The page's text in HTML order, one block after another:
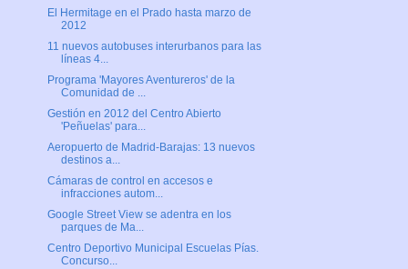
El Hermitage en el Prado hasta marzo de
2012
11 nuevos autobuses interurbanos para las
líneas 4...
Programa 'Mayores Aventureros' de la
Comunidad de ...
Gestión en 2012 del Centro Abierto
'Peñuelas' para...
Aeropuerto de Madrid-Barajas: 13 nuevos
destinos a...
Cámaras de control en accesos e
infracciones autom...
Google Street View se adentra en los
parques de Ma...
Centro Deportivo Municipal Escuelas Pías.
Concurso...